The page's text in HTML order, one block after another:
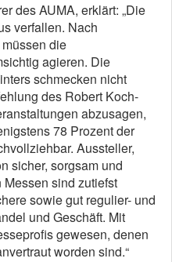
des AUMA, erklärt: „Die
verfallen. Nach
die
agieren. Die
schmecken nicht
des Robert Koch-
abzusagen,
78 Prozent der
Aussteller,
sicher, sorgsam und
sind zutiefst
sowie gut regulier- und
und Geschäft. Mit
gewesen, denen
worden sind.“